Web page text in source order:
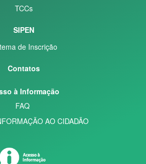
TCCs
SIPEN
de Inscrição
Contatos
à Informação
FAQ
AO CIDADÃO